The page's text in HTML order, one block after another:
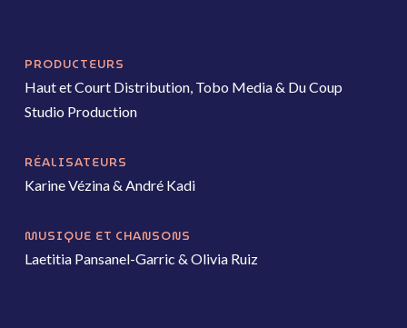
PRODUCTEURS
Haut et Court Distribution, Tobo Media& Du Coup
Studio Production
RÉALISATEURS
Karine Vézina & André Kadi
MUSIQUE ET CHANSONS
Laetitia Pansanel-Garric & Olivia Ruiz